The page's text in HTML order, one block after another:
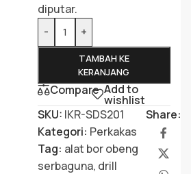
diputar.
-
+
TAMBAH KE
KERANJANG
Compare Add to
wishlist
SKU: IKR-SDS201
Kategori: Perkakas
Tag: alat bor obeng
serbaguna, drill
Share: